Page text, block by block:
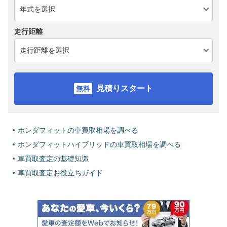
走行距離
見積りスタート
ホンダフィットの車買取相場を調べる
ホンダフィットハイブリッドの車買取相場を調べる
車買取査定の基礎知識
車買取査定お役立ちガイド